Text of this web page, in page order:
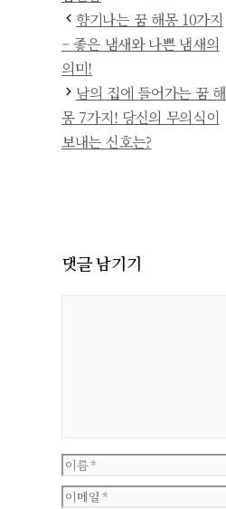
리
향기나는 꿈 해몽 10가지
– 좋은 냄새와 나쁜 냄새의
의미!
남의 집에 들어가는 꿈 해
몽 7가지! 당신의 무의식이
보내는 신호는?
댓글 남기기
이
름
이